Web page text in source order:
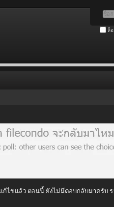
ล็
ก้ไขแล้ว ตอนนี้ ยังไม่มีตอบกลับมาครับ